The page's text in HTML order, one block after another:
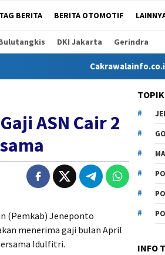
TAG BERITA BERITA OTOMOTIF
DKI Jakarta Gerindra
Cakrawalainfo.co.id
ASN Cair 2
(Pemkab) Jeneponto
menerima gaji bulan April
Idulfitri.
INFO